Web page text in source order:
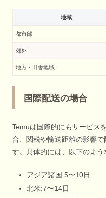
地域
都市部
郊外
地方・田舎地域
国際配送の場合
Temuは国際的にもサービス
合、関税や輸送距離の影響
す。具体的には、以下のよう
アジア諸国:5〜10日
北米:7〜14日